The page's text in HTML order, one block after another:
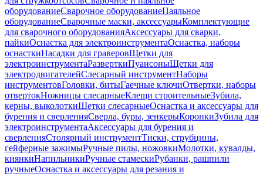
оборудованиеСварочное оборудованиеПаяльное
оборудованиеСварочные маски, аксессуарыКомплектующие
для сварочного оборудованияАксессуары для сварки,
пайкиОснастка для электроинструментаОснастка, наборы
оснасткиНасадки для граверовЩетки для
электроинструментаРазверткиПуансоныЩетки для
электродвигателейСлесарный инструментНаборы
инструментовГоловки, битыГаечные ключиОтвертки, наборы
отвертокНожницы слесарныеКлещи строительныеЗубила,
керны, выколоткиЩетки слесарныеОснастка и аксессуары для
бурения и сверленияСверла, буры, зенкерыКоронкиЗубила для
электроинструментаАксессуары для бурения и
сверленияСтолярный инструментТиски, струбцины,
гейферные зажимыРучные пилы, ножовкиМолотки, кувалды,
киянкиНапильникиРучные стамескиРубанки, рашпили
ручныеОснастка и аксессуары для резания и